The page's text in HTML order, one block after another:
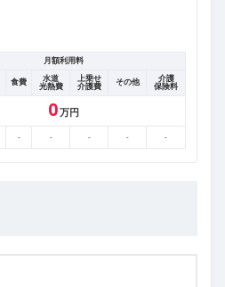
月額利用料
食費
水道
光熱費
上乗せ
介護費
その他
介護
保険料
0万円
- - - - -